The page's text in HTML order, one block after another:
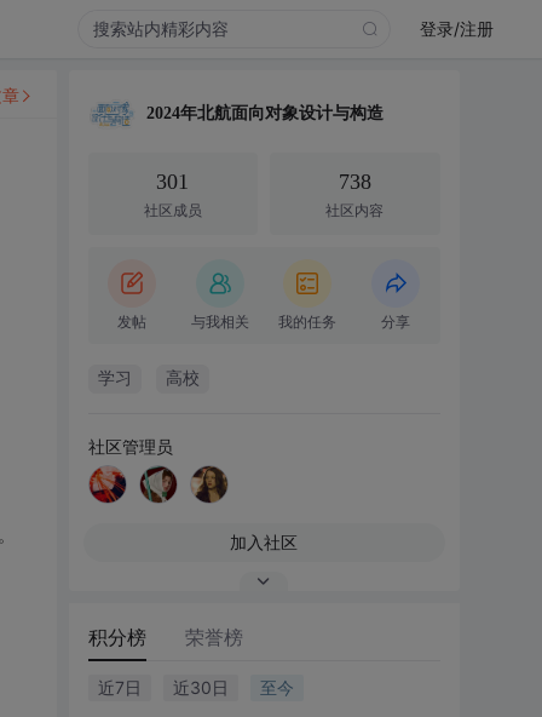
登录/注册
2024年北航面向对象设计与构造
301
社区成员
738
社区内容
发帖 与我相关 我的任务 分享
学习 高校
社区管理员
加入社区
积分榜 荣誉榜
近7日 近30日 至今